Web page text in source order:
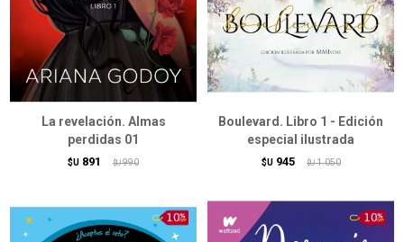
La revelación. Almas
perdidas 01
$U 891 $U 990
Boulevard. Libro 1 - Edición
especial ilustrada
$U 945 $U 1.050